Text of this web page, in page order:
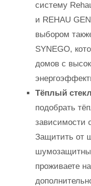
систему
и REHAU
выбором
SYNEGO,
домов с
Тёплый
подобрать
зависимости
Защитить от
проживаете